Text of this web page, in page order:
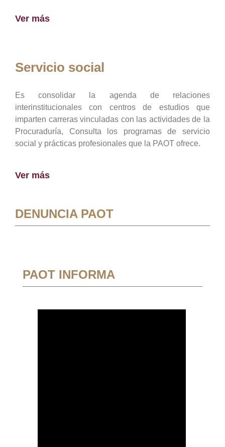
Ver más
Servicio social
Es consolidar la agenda de relaciones
interinstitucionales con centros de estudios que
imparten carreras vinculadas con las actividades de la
Procuraduría, Consulta los programas de servicio
social y prácticas profesionales que la PAOT ofrece.
Ver más
DENUNCIA PAOT
PAOT INFORMA